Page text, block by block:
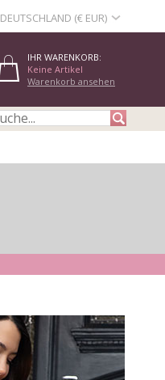
DEUTSCHLAND (€ EUR)
IHR WARENKORB:
Keine Artikel
Warenkorb ansehen